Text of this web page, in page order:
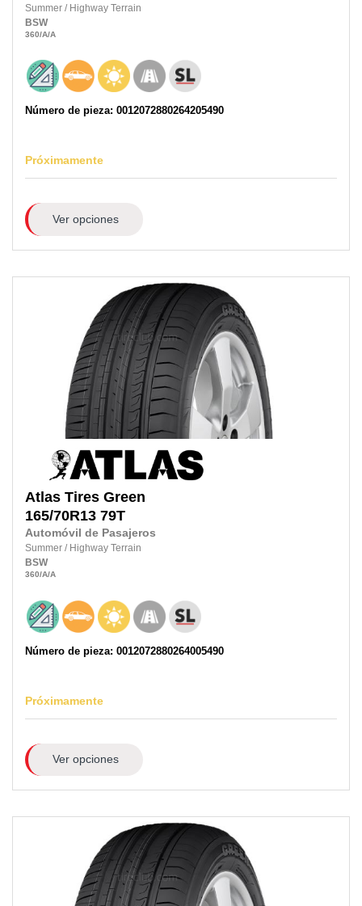
Summer / Highway Terrain
BSW
360/A/A
Número de pieza: 0012072880264205490
Próximamente
Ver opciones
Atlas Tires Green
165/70R13 79T
Automóvil de Pasajeros
Summer / Highway Terrain
BSW
360/A/A
Número de pieza: 0012072880264005490
Próximamente
Ver opciones